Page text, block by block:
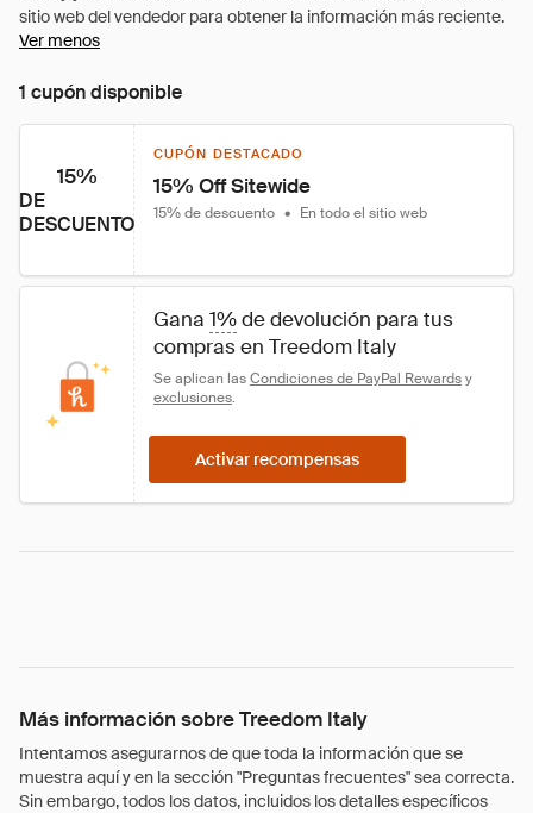
Ver menos
1 cupón disponible
15%
DE
DESCUENTO
CUPÓN DESTACADO
15% Off Sitewide
15% de descuento • En todo el sitio web
Gana 1% de devolución para tus
compras en Treedom Italy
Se aplican las Condiciones de PayPal Rewards y
exclusiones.
Activar recompensas
Más información sobre Treedom Italy
Intentamos asegurarnos de que toda la información que se
muestra aquí y en la sección "Preguntas frecuentes" sea correcta.
Sin embargo, todos los datos, incluidos los detalles específicos